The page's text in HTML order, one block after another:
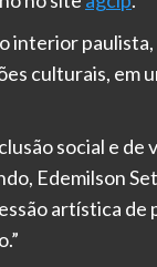
interior
culturais, em
social e de
Edemilson
artística de